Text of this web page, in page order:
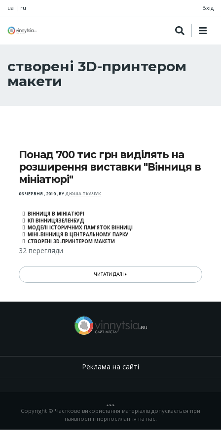
ua | ru Вхід
створені 3D-принтером
макети
Понад 700 тис грн виділять на
розширення виставки "Вінниця в
мініатюрі"
06 ЧЕРВНЯ , 2019,BYДЮША ТКАЧУК
ВІННИЦЯ В МІНІАТЮРІ
КП ВІННИЦЯЗЕЛЕНБУД
МОДЕЛІ ІСТОРИЧНИХ ПАМ'ЯТОК ВІННИЦІ
МІНІ-ВІННИЦЯ В ЦЕНТРАЛЬНОМУ ПАРКУ
СТВОРЕНІ 3D-ПРИНТЕРОМ МАКЕТИ
32 перегляди
ЧИТАТИ ДАЛІ
Реклама на сайті
, ,
Copyright © Часткове використання матеріалів допускається при
наявності гіперпосилання на нас.